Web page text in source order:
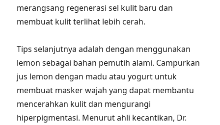
merangsang regenerasi sel kulit baru dan
membuat kulit terlihat lebih cerah.
Tips selanjutnya adalah dengan menggunakan
lemon sebagai bahan pemutih alami. Campurkan
jus lemon dengan madu atau yogurt untuk
membuat masker wajah yang dapat membantu
mencerahkan kulit dan mengurangi
hiperpigmentasi. Menurut ahli kecantikan, Dr.